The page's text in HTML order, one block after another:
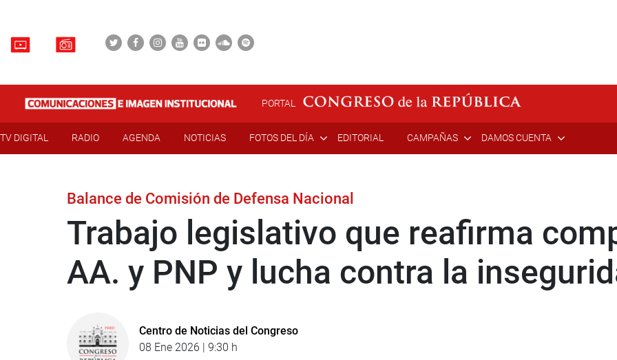
PORTAL
TV DIGITAL RADIO AGENDA NOTICIAS FOTOS DEL DÍA EDITORIAL CAMPAÑAS DAMOS CUENTA
Balance de Comisión de Defensa Nacional
Trabajo legislativo que reafirma
AA. y PNP y lucha contra la
Centro de Noticias del Congreso
08 Ene 2026 | 9:30 h